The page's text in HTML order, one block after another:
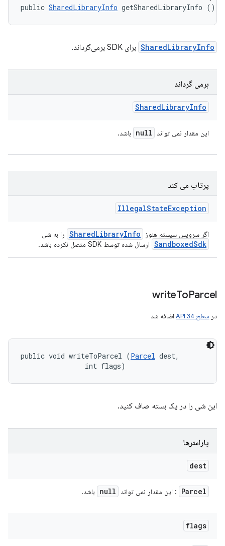
public SharedLibraryInfo getSharedLibraryInfo ()
SharedLibraryInfo برای SDK برمی‌گرداند.
برمی گرداند
SharedLibraryInfo
این مقدار نمی تواند null باشد.
پرتاب می کند
IllegalStateException
اگر سرویس سیستم هنوز SharedLibraryInfo را به شی
SandboxedSdk ارسال شده توسط SDK متصل نکرده باشد.
writeToParcel
در سطح API 34 اضافه شد
public void writeToParcel (Parcel dest,
                int flags)
این شی را در یک بسته صاف کنید.
پارامترها
dest
Parcel : این مقدار نمی تواند null باشد.
flags